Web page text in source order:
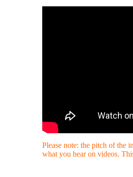
Please note: the pitch of the
what you hear on videos.